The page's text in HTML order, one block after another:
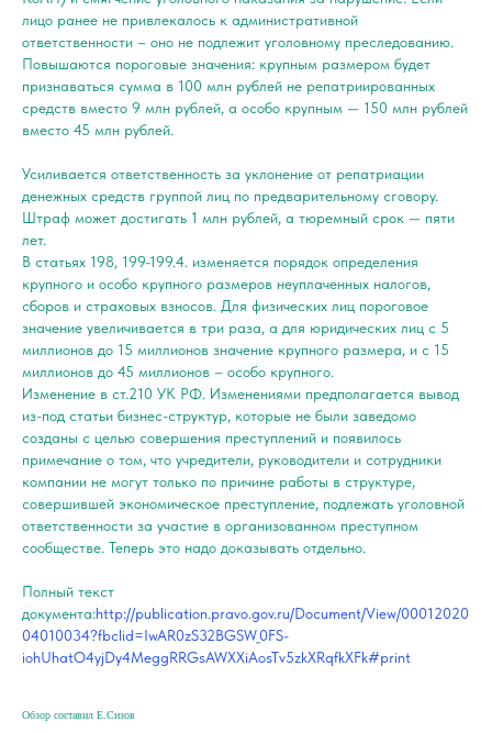
лицо ранее не привлекалось к административной
ответственности – оно не подлежит уголовному преследованию.
Повышаются пороговые значения: крупным размером будет
признаваться сумма в 100 млн рублей не репатриированных
средств вместо 9 млн рублей, а особо крупным — 150 млн рублей
вместо 45 млн рублей.
Усиливается ответственность за уклонение от репатриации
денежных средств группой лиц по предварительному сговору.
Штраф может достигать 1 млн рублей, а тюремный срок — пяти
лет.
В статьях 198, 199-199.4. изменяется порядок определения
крупного и особо крупного размеров неуплаченных налогов,
сборов и страховых взносов. Для физических лиц пороговое
значение увеличивается в три раза, а для юридических лиц с 5
миллионов до 15 миллионов значение крупного размера, и с 15
миллионов до 45 миллионов – особо крупного.
Изменение в ст.210 УК РФ. Изменениями предполагается вывод
из-под статьи бизнес-структур, которые не были заведомо
созданы с целью совершения преступлений и появилось
примечание о том, что учредители, руководители и сотрудники
компании не могут только по причине работы в структуре,
совершившей экономическое преступление, подлежать уголовной
ответственности за участие в организованном преступном
сообществе. Теперь это надо доказывать отдельно.
Полный текст
документа:http://publication.pravo.gov.ru/Document/View/00012020
04010034?fbclid=IwAR0zS32BGSW_0FS-
iohUhatO4yjDy4MeggRRGsAWXXiAosTv5zkXRqfkXFk#print
Обзор составил Е.Сизов